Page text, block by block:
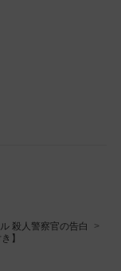
殺人警察官の告白
】